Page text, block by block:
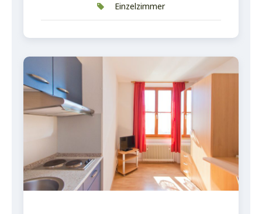
Einzelzimmer